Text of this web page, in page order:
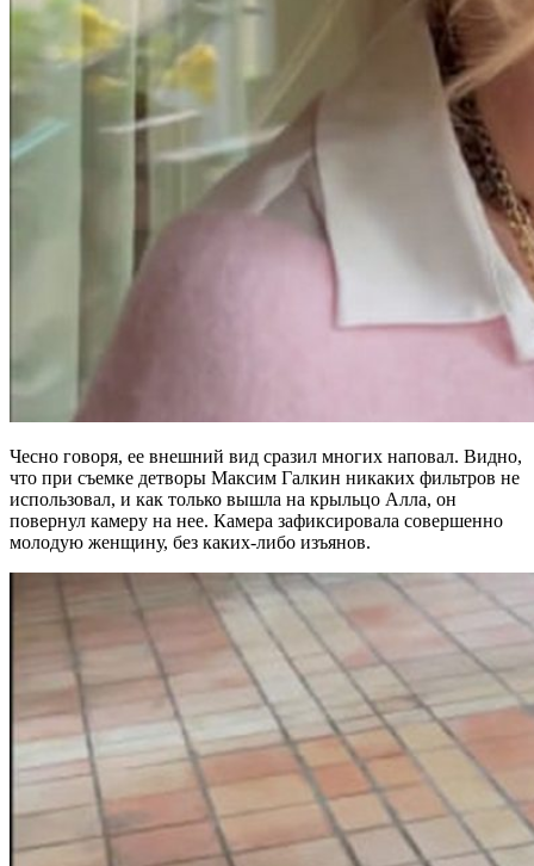
Чесно говоря, ее внешний вид сразил многих наповал. Видно,
что при съемке детворы Максим Галкин никаких фильтров не
использовал, и как только вышла на крыльцо Алла, он
повернул камеру на нее. Камера зафиксировала совершенно
молодую женщину, без каких-либо изъянов.